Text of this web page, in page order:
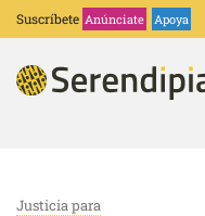
Suscríbete Anúnciate Apoya
Justicia para